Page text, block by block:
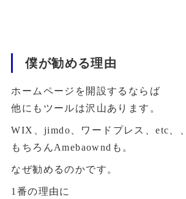
僕が勧める理由
ホームページを開設するならば
他にもツールは沢山あります。
WIX、jimdo、ワードプレス、etc、、
もちろんAmebaowndも。
なぜ勧めるのかです。
1番の理由に